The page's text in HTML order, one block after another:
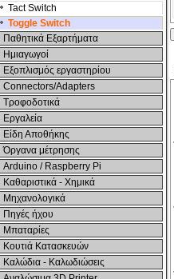
Tact Switch
Toggle Switch
Παθητικά Εξαρτήματα
Hμιαγωγοί
Εξοπλισμός εργαστηρίου
Connectors/Adapters
Τροφοδοτικά
Εργαλεία
Είδη Αποθήκης
Όργανα μέτρησης
Arduino / Raspberry Pi
Καθαριστικά - Χημικά
Μηχανολογικά
Πηγές ήχου
Μπαταρίες
Κουτιά Κατασκευών
Καλώδια - Καλωδιώσεις